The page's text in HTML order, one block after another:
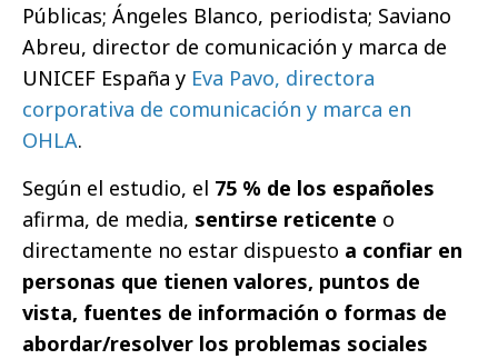
Públicas; Ángeles Blanco, periodista; Saviano
Abreu, director de comunicación y marca de
UNICEF España y Eva Pavo, directora
corporativa de comunicación y marca en
OHLA.
Según el estudio, el 75 % de los españoles
afirma, de media, sentirse reticente o
directamente no estar dispuesto a confiar en
personas que tienen valores, puntos de
vista, fuentes de información o formas de
abordar/resolver los problemas sociales